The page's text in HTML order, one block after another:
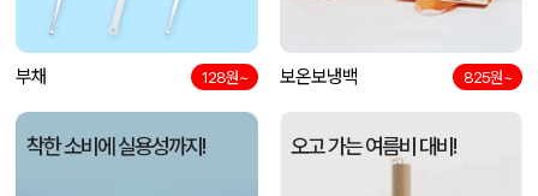
선OO 08-06
한OO 미니형 미니고급형 부직포가방 08-06
이OO 자바 제트라인베이비 (0.38mm)(자바공식인증대리점) 08-06
부채 128원~ 보온보냉백 825원~
착한 소비에 실용성까지! 오고 가는 여름비 대비!